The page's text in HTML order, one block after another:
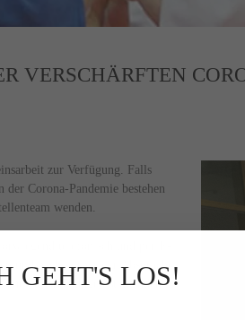
VERSCHÄRFTEN
zur Verfügung. Falls
Corona-Pandemie bestehen
wenden.
telefonisch und per E-
und nach vorheriger Absprache
Besprechungen stattfinden.
GEHT'S LOS!